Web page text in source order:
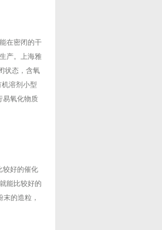
在密闭的干
产。上海雅
状态，含氧
溶剂小型
易氧化物质
较好的催化
能比较好的
的造粒，